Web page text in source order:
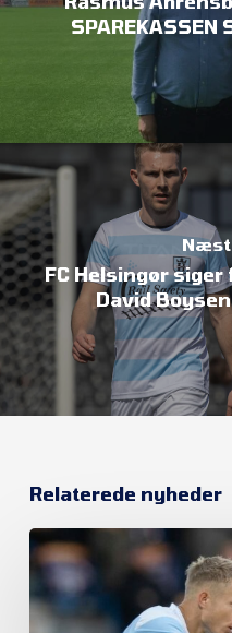
FC Helsingør
David
Relaterede nyheder
FC
Helsingør
siger